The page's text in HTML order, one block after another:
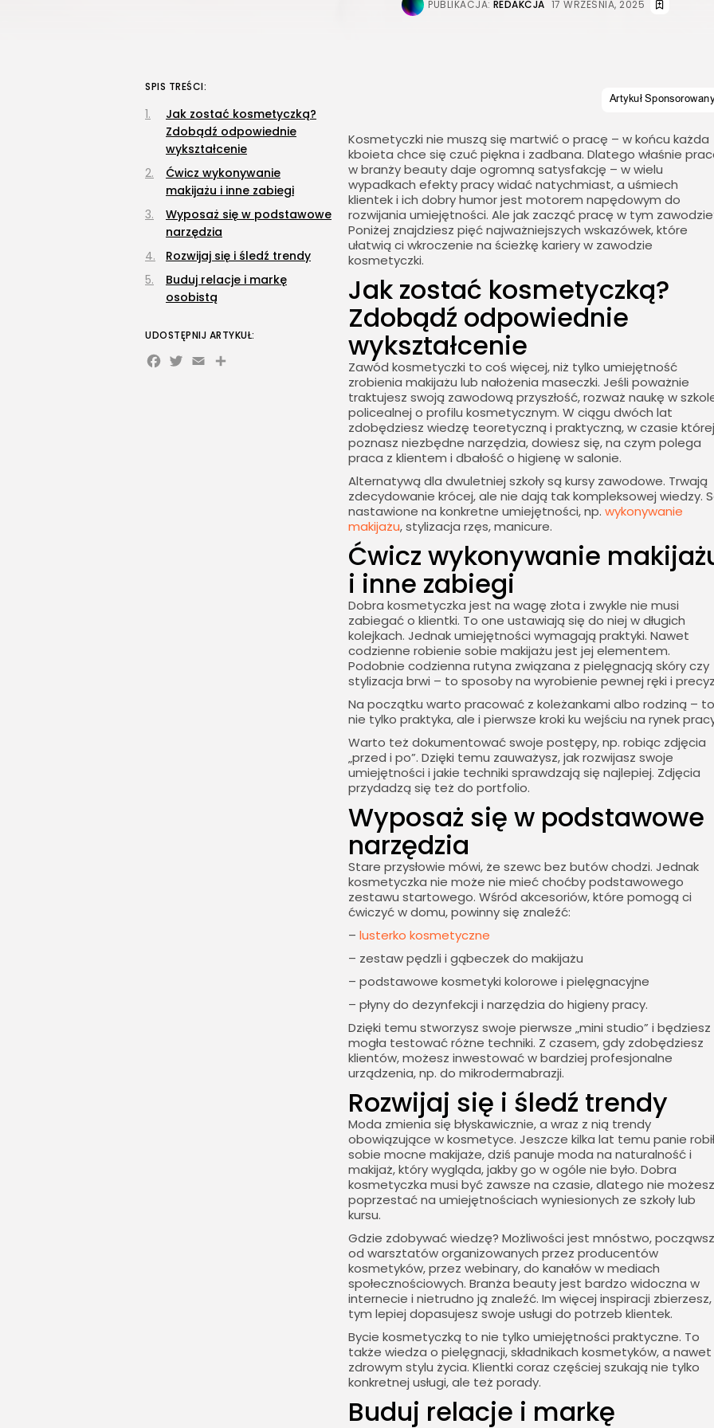
PUBLIKACJA: REDAKCJA 17 WRZEŚNIA, 2025
Kosmetyczki nie muszą się martwić o pracę – w końcu każda
kboieta chce się czuć piękna i zadbana. Dlatego właśnie
w branży beauty daje ogromną satysfakcję – w wielu
wypadkach efekty pracy widać natychmiast, a uśmiech
klientek i ich dobry humor jest motorem napędowym do
rozwijania umiejętności. Ale jak zacząć pracę w tym
Poniżej znajdziesz pięć najważniejszych wskazówek, które
ułatwią ci wkroczenie na ścieżkę kariery w zawodzie
kosmetyczki.
Jak zostać kosmetyczką?
Zdobądź odpowiednie
wykształcenie
Zawód kosmetyczki to coś więcej, niż tylko umiejętność
zrobienia makijażu lub nałożenia maseczki. Jeśli poważnie
traktujesz swoją zawodową przyszłość, rozważ naukę w
policealnej o profilu kosmetycznym. W ciągu dwóch lat
zdobędziesz wiedzę teoretyczną i praktyczną, w czasie której
poznasz niezbędne narzędzia, dowiesz się, na czym polega
praca z klientem i dbałość o higienę w salonie.
Alternatywą dla dwuletniej szkoły są kursy zawodowe. Trwają
zdecydowanie krócej, ale nie dają tak kompleksowej wiedzy.
nastawione na konkretne umiejętności, np. wykonywanie
makijażu, stylizacja rzęs, manicure.
Ćwicz wykonywanie
i inne zabiegi
Dobra kosmetyczka jest na wagę złota i zwykle nie musi
zabiegać o klientki. To one ustawiają się do niej w długich
kolejkach. Jednak umiejętności wymagają praktyki. Nawet
codzienne robienie sobie makijażu jest jej elementem.
Podobnie codzienna rutyna związana z pielęgnacją skóry czy
stylizacja brwi – to sposoby na wyrobienie pewnej ręki i
Na początku warto pracować z koleżankami albo rodziną – to
nie tylko praktyka, ale i pierwsze kroki ku wejściu na rynek
Warto też dokumentować swoje postępy, np. robiąc zdjęcia
„przed i po”. Dzięki temu zauważysz, jak rozwijasz swoje
umiejętności i jakie techniki sprawdzają się najlepiej. Zdjęcia
przydadzą się też do portfolio.
Wyposaż się w podstawowe
narzędzia
Stare przysłowie mówi, że szewc bez butów chodzi. Jednak
kosmetyczka nie może nie mieć choćby podstawowego
zestawu startowego. Wśród akcesoriów, które pomogą ci
ćwiczyć w domu, powinny się znaleźć:
– lusterko kosmetyczne
– zestaw pędzli i gąbeczek do makijażu
– podstawowe kosmetyki kolorowe i pielęgnacyjne
– płyny do dezynfekcji i narzędzia do higieny pracy.
Dzięki temu stworzysz swoje pierwsze „mini studio” i będziesz
mogła testować różne techniki. Z czasem, gdy zdobędziesz
klientów, możesz inwestować w bardziej profesjonalne
urządzenia, np. do mikrodermabrazji.
Rozwijaj się i śledź trendy
Moda zmienia się błyskawicznie, a wraz z nią trendy
obowiązujące w kosmetyce. Jeszcze kilka lat temu panie
sobie mocne makijaże, dziś panuje moda na naturalność i
makijaż, który wygląda, jakby go w ogóle nie było. Dobra
kosmetyczka musi być zawsze na czasie, dlatego nie możesz
poprzestać na umiejętnościach wyniesionych ze szkoły lub
kursu.
Gdzie zdobywać wiedzę? Możliwości jest mnóstwo,
od warsztatów organizowanych przez producentów
kosmetyków, przez webinary, do kanałów w mediach
społecznościowych. Branża beauty jest bardzo widoczna w
internecie i nietrudno ją znaleźć. Im więcej inspiracji zbierzesz,
tym lepiej dopasujesz swoje usługi do potrzeb klientek.
Bycie kosmetyczką to nie tylko umiejętności praktyczne. To
także wiedza o pielęgnacji, składnikach kosmetyków, a nawet
zdrowym stylu życia. Klientki coraz częściej szukają nie tylko
konkretnej usługi, ale też porady.
Buduj relacje i markę
SPIS TREŚCI:
Jak zostać kosmetyczką?
Zdobądź odpowiednie
wykształcenie
Ćwicz wykonywanie
makijażu i inne zabiegi
Wyposaż się w podstawowe
narzędzia
Rozwijaj się i śledź trendy
Buduj relacje i markę
osobistą
UDOSTĘPNIJ ARTYKUŁ:
Facebook
Twitter
EmailShare